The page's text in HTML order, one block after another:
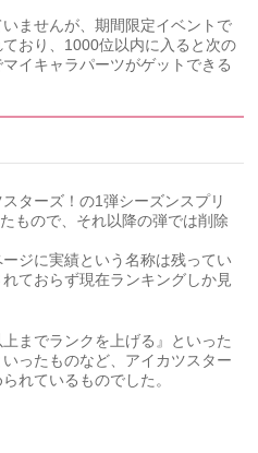
ませんが、期間限定イベントで
おり、1000位以内に入ると次の
イキャラパーツがゲットできる
ターズ！の1弾シーズンスプリ
もので、それ以降の弾では削除
ジに実績という名称は残ってい
ておらず現在ランキングしか見
までランクを上げる』といった
ったものなど、アイカツスター
れているものでした。